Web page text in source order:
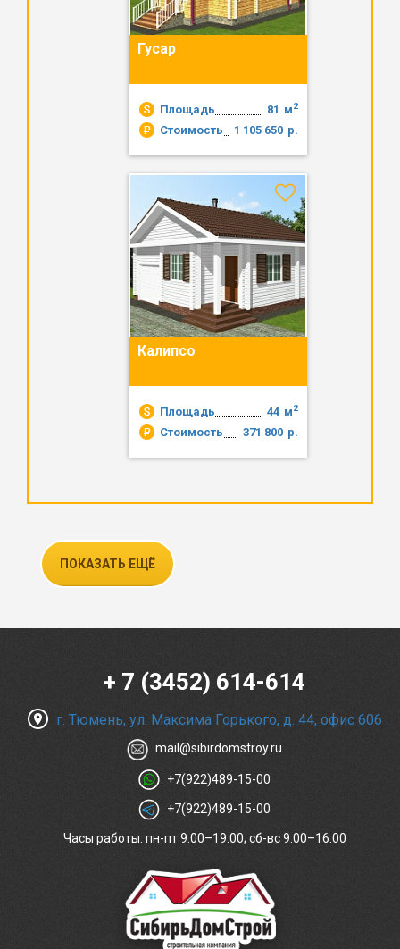
Гусар
Площадь м2
81
Стоимость
р.
1 105 650
Калипсо
Площадь м2
44
Стоимость
р.
371 800
ПОКАЗАТЬ ЕЩЁ
+ 7 (3452) 614-614
г. Тюмень, ул. Максима Горького, д. 44, офис 606
mail@sibirdomstroy.ru
+7(922)489-15-00
+7(922)489-15-00
Часы работы: пн-пт 9:00–19:00; сб-вс 9:00–16:00